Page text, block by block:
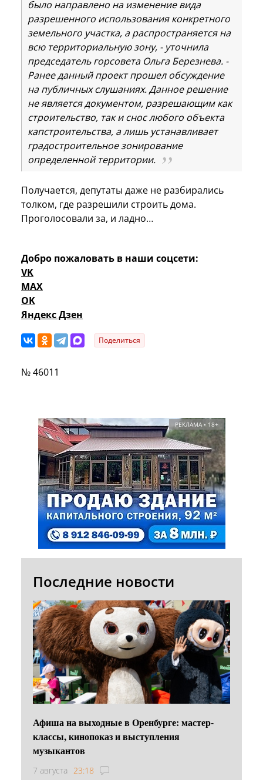
было направлено на изменение вида
разрешенного использования конкретного
земельного участка, а распространяется на
всю территориальную зону, - уточнила
председатель горсовета Ольга Березнева. -
Ранее данный проект прошел обсуждение
на публичных слушаниях. Данное решение
не является документом, разрешающим как
строительство, так и снос любого объекта
капстроительства, а лишь устанавливает
градостроительное зонирование
определенной территории.
Получается, депутаты даже не разбирались
толком, где разрешили строить дома.
Проголосовали за, и ладно…
Добро пожаловать в наши соцсети:
VK
MAX
OK
Яндекс Дзен
Поделиться
№ 46011
РЕКЛАМА • 18+
Последние новости
Афиша на выходные в Оренбурге: мастер-
классы, кинопоказ и выступления
музыкантов
7 августа 23:18